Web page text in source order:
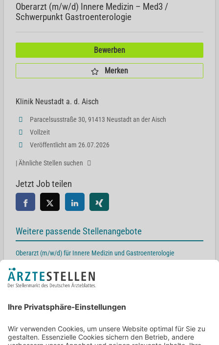
Oberarzt (m/w/d) Innere Medizin – Med3 /
Schwerpunkt Gastroenterologie
Bewerben
Merken
Klinik Neustadt a. d. Aisch
Paracelsusstraße 30, 91413 Neustadt an der Aisch
Vollzeit
Veröffentlicht am 26.07.2026
| Ähnliche Stellen suchen
Jetzt Job teilen
Weitere passende Stellenangebote
Oberarzt (m/w/d) für Innere Medizin und Gastroenterologie
Oberarzt (m/w/d) für Innere Medizin und Gastroenterologie mit
Schwerpunkten Endoskopie und Sonographie
33098 Paderborn